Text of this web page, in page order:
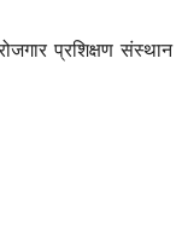
प्रशिक्षण संस्थान